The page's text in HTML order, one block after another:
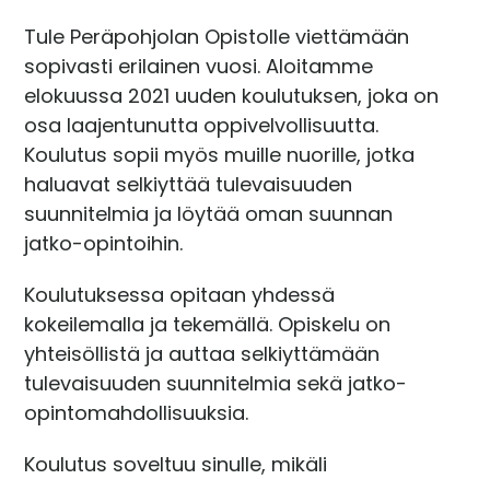
Tule Peräpohjolan Opistolle viettämään
sopivasti erilainen vuosi. Aloitamme
elokuussa 2021 uuden koulutuksen, joka on
osa laajentunutta oppivelvollisuutta.
Koulutus sopii myös muille nuorille, jotka
haluavat selkiyttää tulevaisuuden
suunnitelmia ja löytää oman suunnan
jatko-opintoihin.
Koulutuksessa opitaan yhdessä
kokeilemalla ja tekemällä. Opiskelu on
yhteisöllistä ja auttaa selkiyttämään
tulevaisuuden suunnitelmia sekä jatko-
opintomahdollisuuksia.
Koulutus soveltuu sinulle, mikäli